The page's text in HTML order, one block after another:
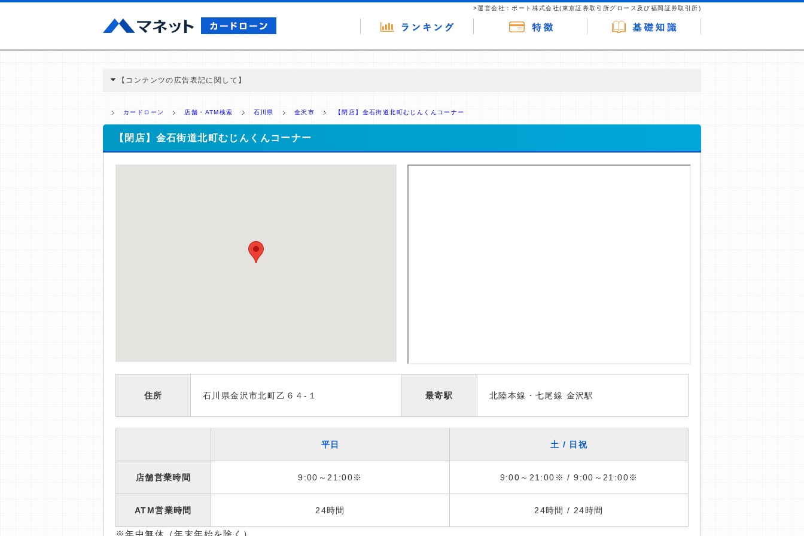
>運営会社：ポート株式会社(東京証券取引所グロース及び福岡証券取引所)
【コンテンツの広告表記に関して】
ミ収集などに基づき、公平性を担保した情報提供を行っています。
>提携企業一覧
カードローン 店舗・ATM検索 石川県 金沢市 【閉店】金石街道北町むじんくんコーナー
【閉店】金石街道北町むじんくんコーナー
住所 石川県金沢市北町乙６４-１ 最寄駅 北陸本線・七尾線 金沢駅
平日 土 / 日祝
店舗営業時間 9:00～21:00※ 9:00～21:00※ / 9:00～21:00※
ATM営業時間 24時間 24時間 / 24時間
※年中無休（年末年始を除く）